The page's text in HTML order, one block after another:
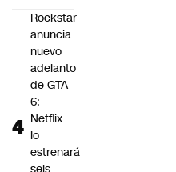
Rockstar
anuncia
nuevo
adelanto
de GTA
6:
Netflix
lo
estrenará